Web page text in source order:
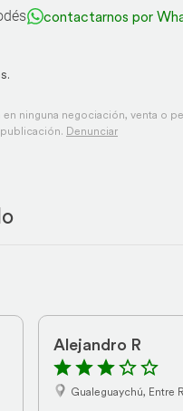
contactarnos por
ninguna negociación, venta o
Denunciar
Alejandro R
Gualeguaychú, Entre